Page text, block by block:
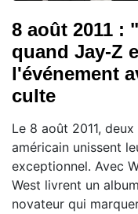
8 août 2011 :
quand Jay-Z
l'événement
culte
Le 8 août 2011,
américain unissent
exceptionnel. Avec
West livrent un
novateur qui